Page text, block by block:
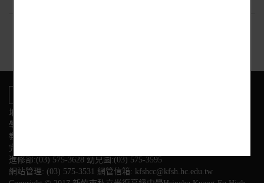
地址:新竹市東區光復路二段153號
學校電話
教務處:(03) 575-3584 學務處:(03) 575-3564
完全中學部:(03)575-3558
進修部:(03) 575-3628 幼兒園:(03) 575-3595
網站管理: (03) 575-3531 網管信箱: kfshcc@kfsh.hc.edu.tw